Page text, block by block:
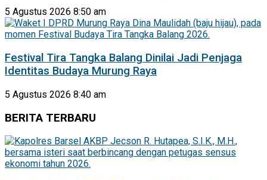
5 Agustus 2026 8:50 am
Festival Tira Tangka Balang Dinilai Jadi Penjaga
Identitas Budaya Murung Raya
5 Agustus 2026 8:40 am
BERITA TERBARU